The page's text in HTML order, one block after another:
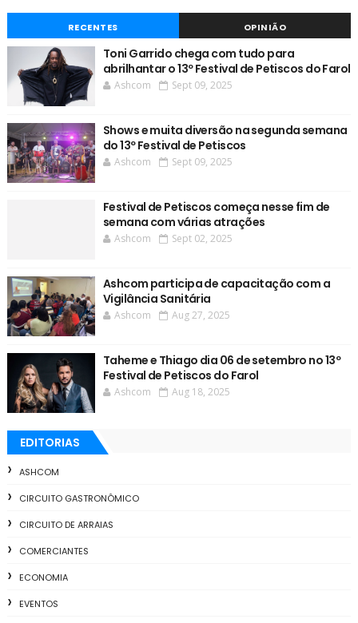
RECENTES OPINIÃO
Toni Garrido chega com tudo para
abrilhantar o 13º Festival de Petiscos do Farol
Ashcom Sept 09, 2025
Shows e muita diversão na segunda semana
do 13º Festival de Petiscos
Ashcom Sept 09, 2025
Festival de Petiscos começa nesse fim de
semana com várias atrações
Ashcom Sept 02, 2025
Ashcom participa de capacitação com a
Vigilância Sanitária
Ashcom Aug 27, 2025
Taheme e Thiago dia 06 de setembro no 13º
Festival de Petiscos do Farol
Ashcom Aug 18, 2025
EDITORIAS
ASHCOM
CIRCUITO GASTRONÔMICO
CIRCUITO DE ARRAIAS
COMERCIANTES
ECONOMIA
EVENTOS